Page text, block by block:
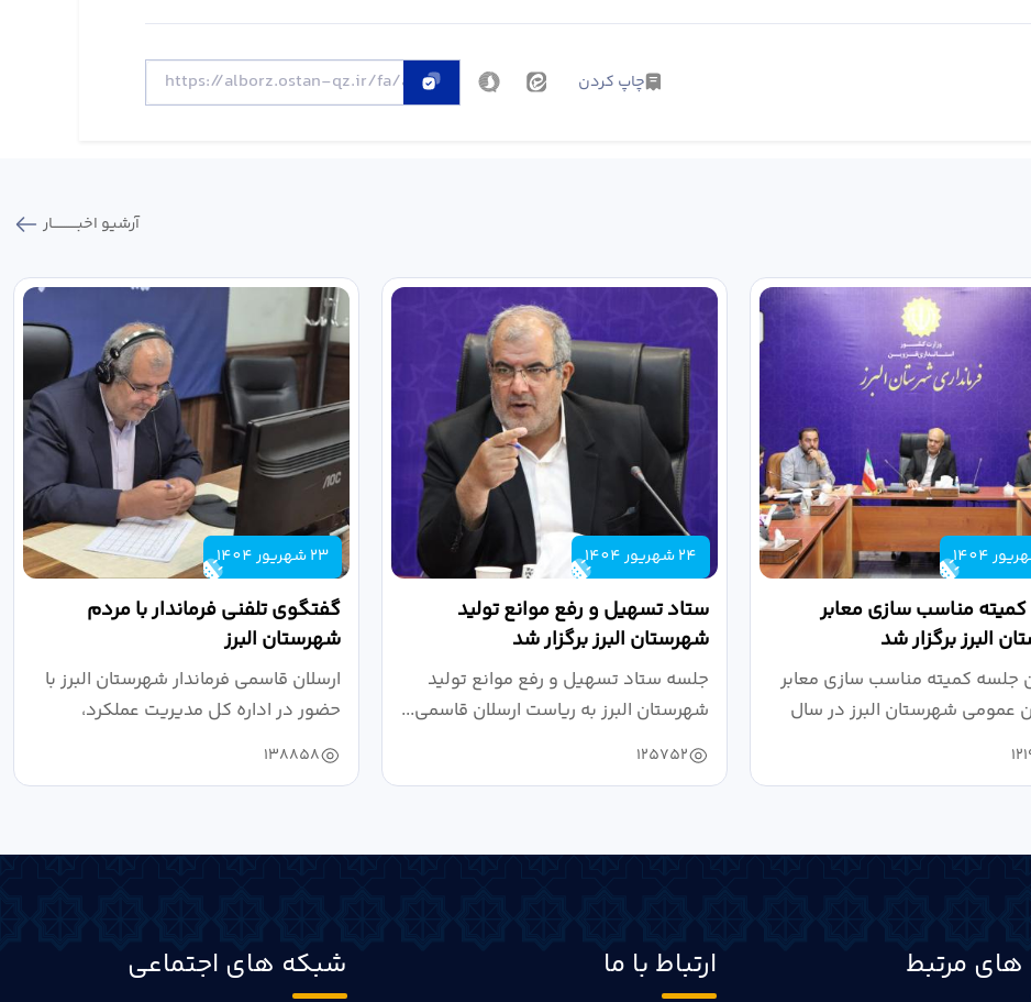
چاپ کردن
آرشیو اخبـــــــــــار
مناسب سازی معابر
البرز برگزار شد
جلسه کمیته مناسب سازی معابر
عمومی شهرستان البرز در سال
24 شهریور 1404
ستاد تسهیل و رفع موانع تولید
شهرستان البرز برگزار شد
جلسه ستاد تسهیل و رفع موانع تولید
شهرستان البرز به ریاست ارسلان قاسمی...
125752
23 شهریور 1404
گفتگوی تلفنی فرماندار با مردم
شهرستان البرز
ارسلان قاسمی فرماندار شهرستان البرز با
حضور در اداره کل مدیریت عملکرد،
بازرسی...
138858
مرتبط ارتباط با ما شبکه های اجتماعی